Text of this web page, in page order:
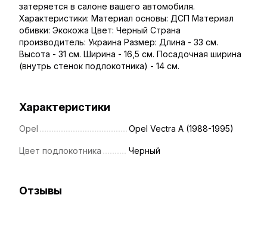
затеряется в салоне вашего автомобиля.
Характеристики: Материал основы: ДСП Материал
обивки: Экокожа Цвет: Черный Страна
производитель: Украина Размер: Длина - 33 см.
Высота - 31 см. Ширина - 16,5 см. Посадочная ширина
(внутрь стенок подлокотника) - 14 см.
Характеристики
Opel Opel Vectra A (1988-1995)
Цвет подлокотника Черный
Отзывы